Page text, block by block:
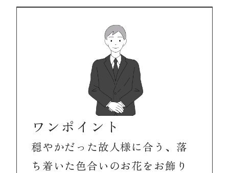
ワンポイント
穏やかだった故人様に合う、落
ち着いた色合いのお花をお飾り